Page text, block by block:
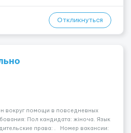
Откликнуться
вокруг помощи в повседневных
Пол кандидата: жіноча. Язык
права: . Номер вакансии: